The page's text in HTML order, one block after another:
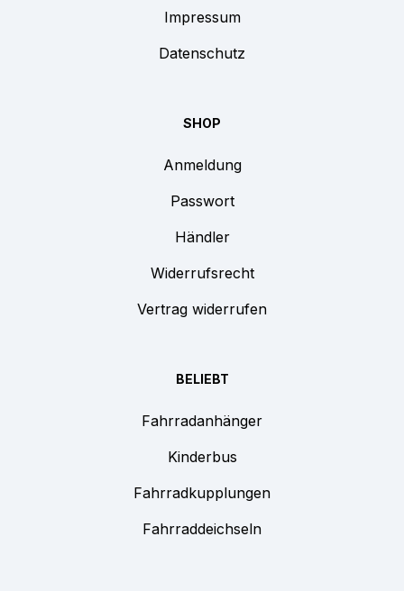
Impressum
Datenschutz
SHOP
Anmeldung
Passwort
Händler
Widerrufsrecht
Vertrag widerrufen
BELIEBT
Fahrradanhänger
Kinderbus
Fahrradkupplungen
Fahrraddeichseln